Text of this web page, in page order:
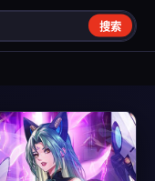
搜索